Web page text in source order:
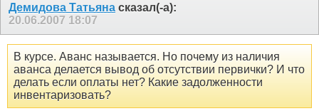
Демидова Татьяна сказал(-а):
20.06.2007 18:07
В курсе. Аванс называется. Но почему из наличия
аванса делается вывод об отсутствии первички? И что
делать если оплаты нет? Какие задолженности
инвентаризовать?